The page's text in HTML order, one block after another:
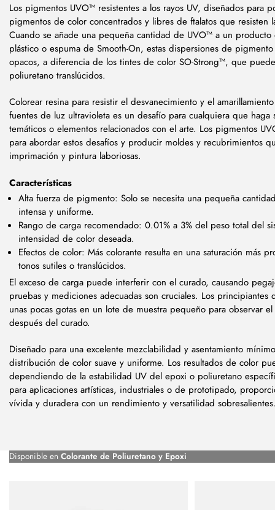
Los pigmentos UVO™ resistentes a los rayos UV, diseñados para
pigmentos de color concentrados y libres de ftalatos que resisten
Cuando se añade una pequeña cantidad de UVO™ a un
plástico o espuma de Smooth-On, estas dispersiones de
opacos, a diferencia de los tintes de color SO-Strong™, que
poliuretano translúcidos.
Colorear resina para resistir el desvanecimiento y el
fuentes de luz ultravioleta es un desafío para cualquiera que haga
temáticos o elementos relacionados con el arte. Los pigmentos
para abordar estos desafíos y producir moldes y recubrimientos
imprimación y pintura laboriosas.
Características
Alta fuerza de pigmento: Solo se necesita una pequeña
intensa y uniforme.
Rango de carga recomendado: 0.01% a 3% del peso total del
intensidad de color deseada.
Efectos de color: Más colorante resulta en una saturación más
tonos sutiles o translúcidos.
El exceso de carga puede interferir con el curado, causando
pruebas y mediciones adecuadas son cruciales. Los principiantes
unas pocas gotas en un lote de muestra pequeño para observar
después del curado.
Diseñado para una excelente mezclabilidad y asentamiento
distribución de color suave y uniforme. Los resultados de color
dependiendo de la estabilidad UV del epoxi o poliuretano
para aplicaciones artísticas, industriales o de prototipado,
vívida y duradera con un rendimiento y versatilidad
Disponible en Colorante de Poliuretano y Epoxi